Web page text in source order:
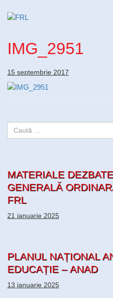
IMG_2951
15 septembrie 2017
MATERIALE
GENERALĂ
FRL
21 ianuarie 2025
PLANUL NAȚIONAL
EDUCAȚIE – ANAD
13 ianuarie 2025